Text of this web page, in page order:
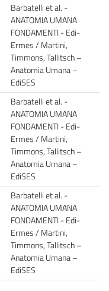
Barbatelli et al. -
ANATOMIA UMANA
FONDAMENTI - Edi-
Ermes / Martini,
Timmons, Tallitsch –
Anatomia Umana –
EdiSES
Barbatelli et al. -
ANATOMIA UMANA
FONDAMENTI - Edi-
Ermes / Martini,
Timmons, Tallitsch –
Anatomia Umana –
EdiSES
Barbatelli et al. -
ANATOMIA UMANA
FONDAMENTI - Edi-
Ermes / Martini,
Timmons, Tallitsch –
Anatomia Umana –
EdiSES